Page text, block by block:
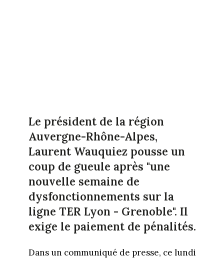
Le président de la région
Auvergne-Rhône-Alpes,
Laurent Wauquiez pousse un
coup de gueule après "une
nouvelle semaine de
dysfonctionnements sur la
ligne TER Lyon - Grenoble". Il
exige le paiement de pénalités.
Dans un communiqué de presse, ce lundi